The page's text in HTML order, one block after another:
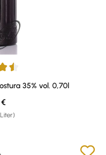
4.5 von 5 Sternen
35% vol. 0,70l
Preis: